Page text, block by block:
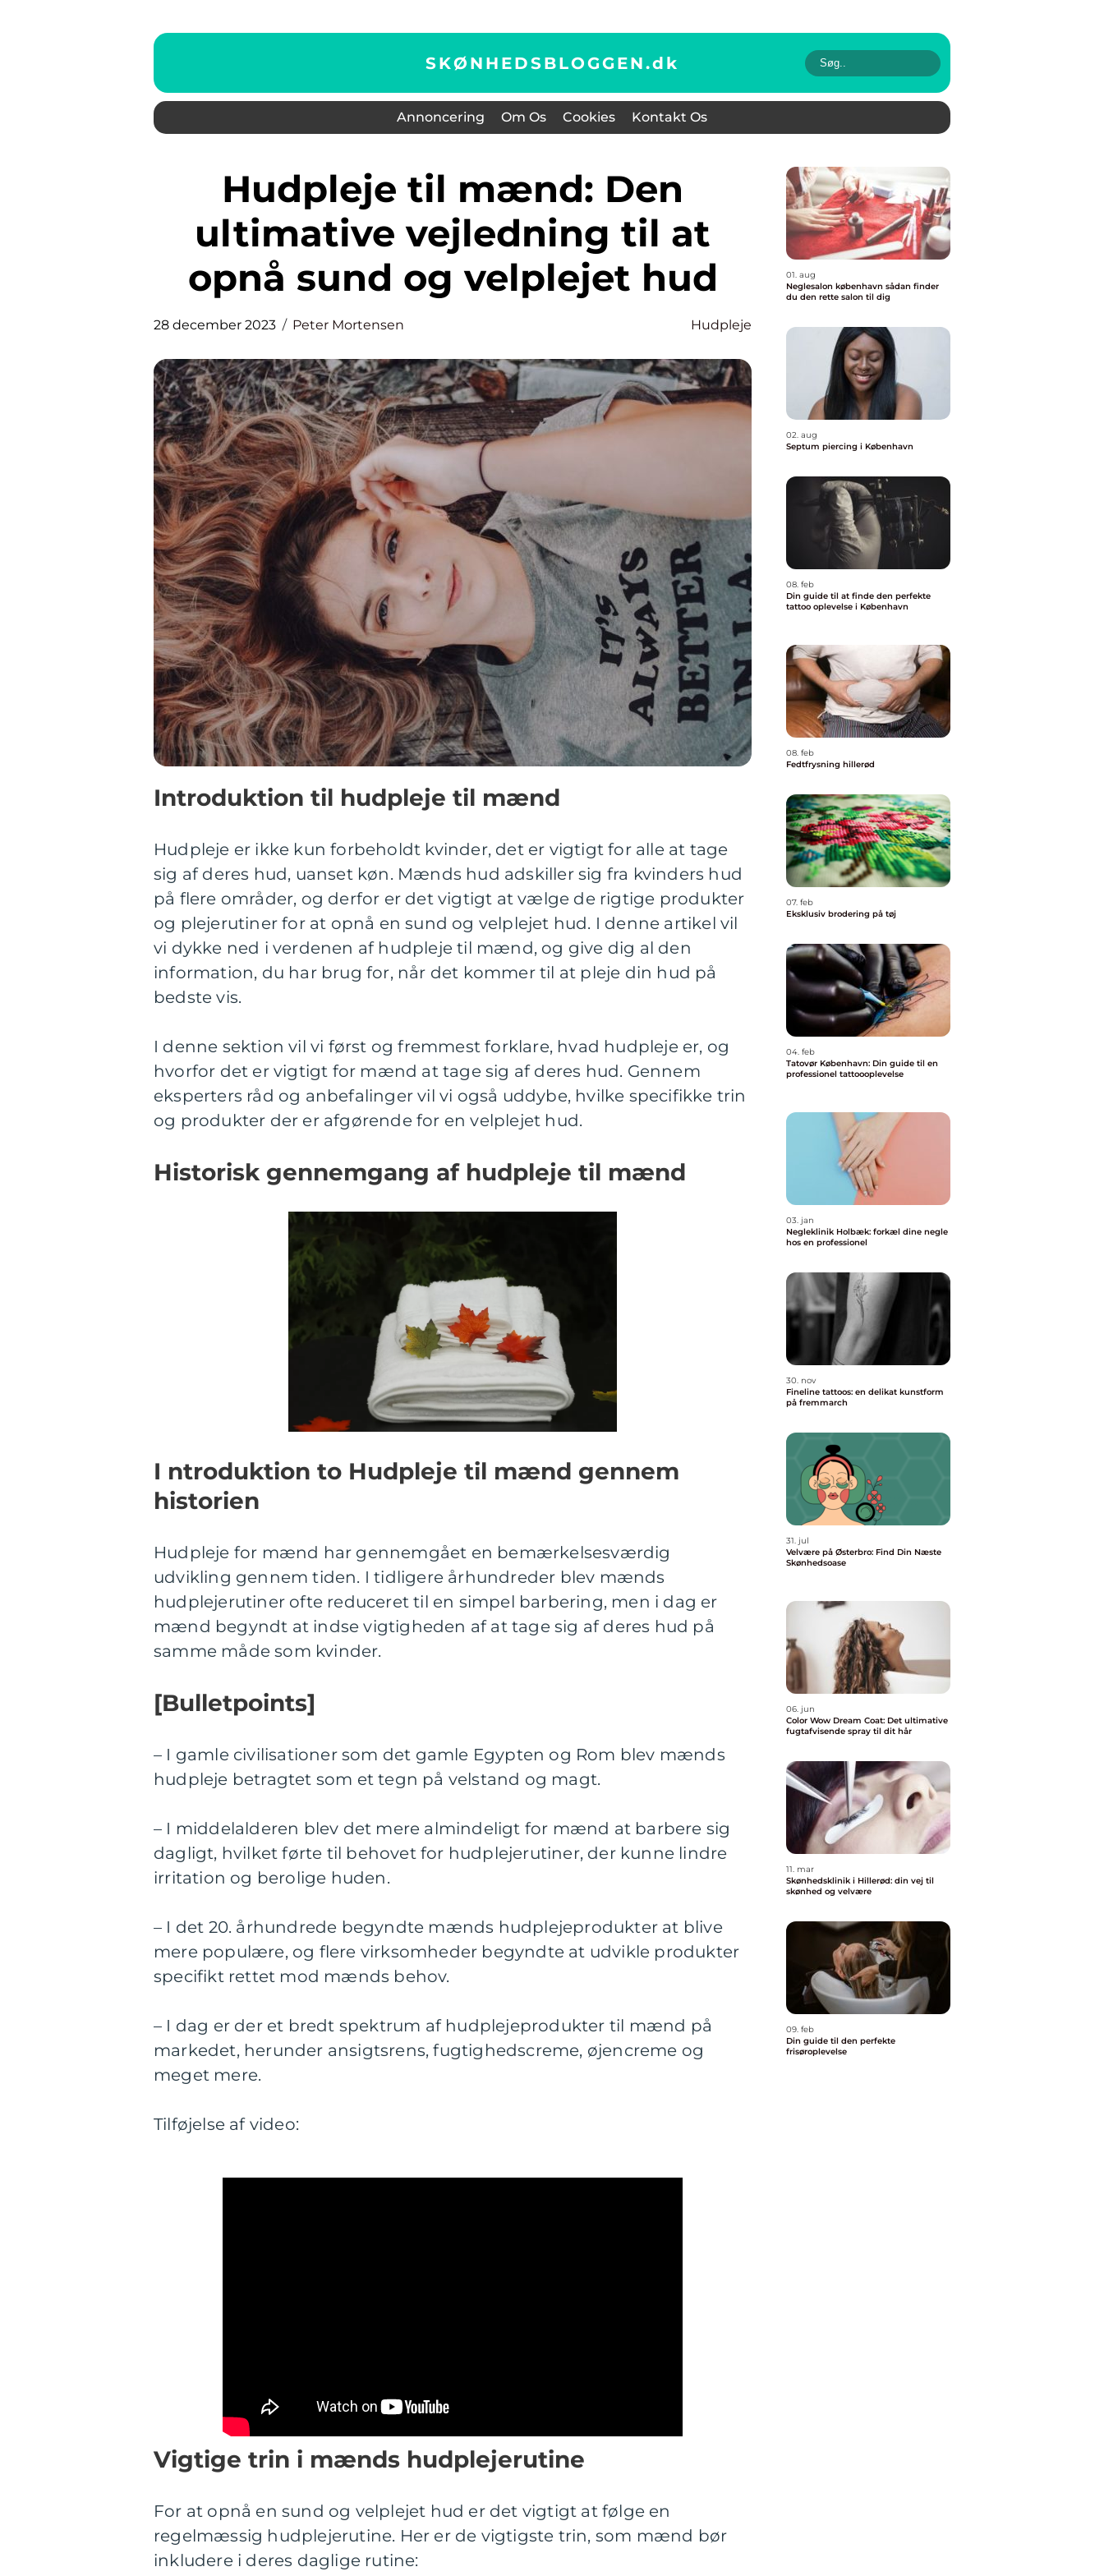
SKØNHEDSBLOGGEN.dk
Annoncering Om Os Cookies Kontakt Os
Hudpleje til mænd: Den
ultimative vejledning til at
opnå sund og velplejet hud
28 december 2023 Peter Mortensen Hudpleje
Introduktion til hudpleje til mænd
Hudpleje er ikke kun forbeholdt kvinder, det er vigtigt for alle at tage
sig af deres hud, uanset køn. Mænds hud adskiller sig fra kvinders hud
på flere områder, og derfor er det vigtigt at vælge de rigtige produkter
og plejerutiner for at opnå en sund og velplejet hud. I denne artikel vil
vi dykke ned i verdenen af hudpleje til mænd, og give dig al den
information, du har brug for, når det kommer til at pleje din hud på
bedste vis.
I denne sektion vil vi først og fremmest forklare, hvad hudpleje er, og
hvorfor det er vigtigt for mænd at tage sig af deres hud. Gennem
eksperters råd og anbefalinger vil vi også uddybe, hvilke specifikke trin
og produkter der er afgørende for en velplejet hud.
Historisk gennemgang af hudpleje til mænd
I ntroduktion to Hudpleje til mænd gennem
historien
Hudpleje for mænd har gennemgået en bemærkelsesværdig
udvikling gennem tiden. I tidligere århundreder blev mænds
hudplejerutiner ofte reduceret til en simpel barbering, men i dag er
mænd begyndt at indse vigtigheden af at tage sig af deres hud på
samme måde som kvinder.
[Bulletpoints]
– I gamle civilisationer som det gamle Egypten og Rom blev mænds
hudpleje betragtet som et tegn på velstand og magt.
– I middelalderen blev det mere almindeligt for mænd at barbere sig
dagligt, hvilket førte til behovet for hudplejerutiner, der kunne lindre
irritation og berolige huden.
– I det 20. århundrede begyndte mænds hudplejeprodukter at blive
mere populære, og flere virksomheder begyndte at udvikle produkter
specifikt rettet mod mænds behov.
– I dag er der et bredt spektrum af hudplejeprodukter til mænd på
markedet, herunder ansigtsrens, fugtighedscreme, øjencreme og
meget mere.
Tilføjelse af video:
Vigtige trin i mænds hudplejerutine
For at opnå en sund og velplejet hud er det vigtigt at følge en
regelmæssig hudplejerutine. Her er de vigtigste trin, som mænd bør
inkludere i deres daglige rutine:
01. aug
Neglesalon københavn sådan finder
du den rette salon til dig
02. aug
Septum piercing i København
08. feb
Din guide til at finde den perfekte
tattoo oplevelse i København
08. feb
Fedtfrysning hillerød
07. feb
Eksklusiv brodering på tøj
04. feb
Tatovør København: Din guide til en
professionel tattoooplevelse
03. jan
Negleklinik Holbæk: forkæl dine negle
hos en professionel
30. nov
Fineline tattoos: en delikat kunstform
på fremmarch
31. jul
Velvære på Østerbro: Find Din Næste
Skønhedsoase
06. jun
Color Wow Dream Coat: Det ultimative
fugtafvisende spray til dit hår
11. mar
Skønhedsklinik i Hillerød: din vej til
skønhed og velvære
09. feb
Din guide til den perfekte
frisøroplevelse